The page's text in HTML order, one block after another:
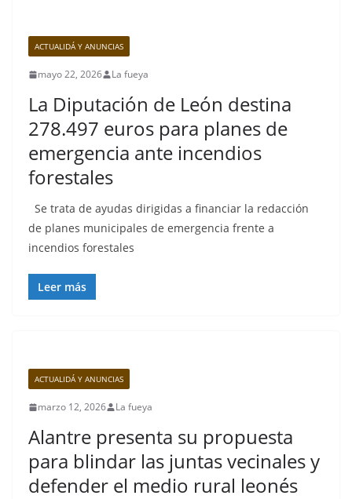
ACTUALIDÁ Y ANUNCIAS
mayo 22, 2026 La fueya
La Diputación de León destina
278.497 euros para planes de
emergencia ante incendios
forestales
Se trata de ayudas dirigidas a financiar la redacción
de planes municipales de emergencia frente a
incendios forestales
Leer más
ACTUALIDÁ Y ANUNCIAS
marzo 12, 2026 La fueya
Alantre presenta su propuesta
para blindar las juntas vecinales y
defender el medio rural leonés